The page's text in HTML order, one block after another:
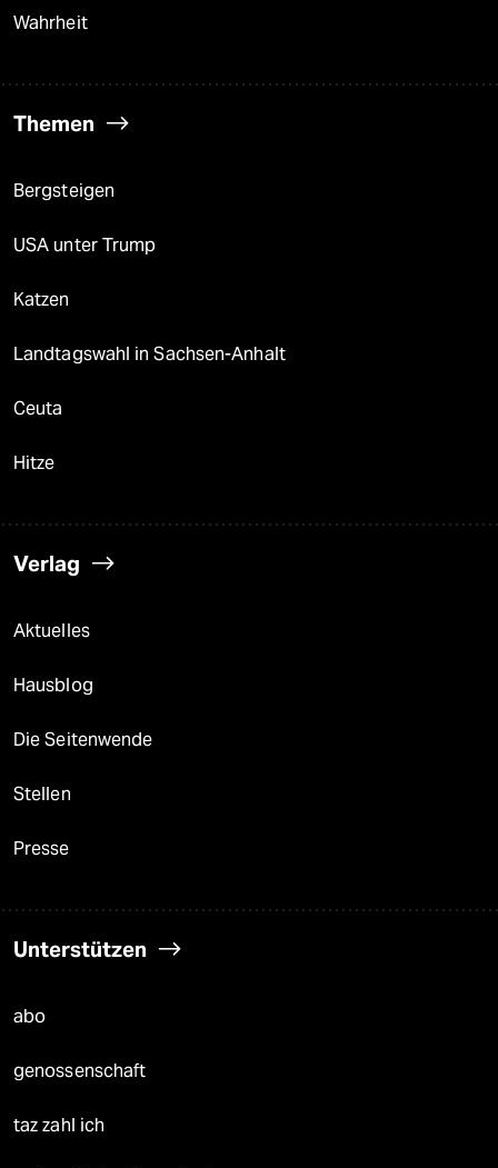
Wahrheit
Themen
Bergsteigen
USA unter Trump
Katzen
Landtagswahl in Sachsen-Anhalt
Ceuta
Hitze
Verlag
Aktuelles
Hausblog
Die Seitenwende
Stellen
Presse
Unterstützen
abo
genossenschaft
taz zahl ich